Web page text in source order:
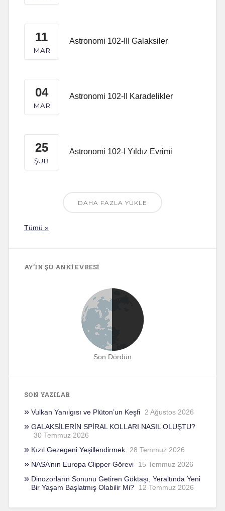
11
MAR
Astronomi 102-III Galaksiler
04
MAR
Astronomi 102-II Karadelikler
25
ŞUB
Astronomi 102-I Yıldız Evrimi
DAHA FAZLA YÜKLE
Tümü »
AY’IN ŞU ANKI EVRESI
Son Dördün
SON YAZILAR
Vulkan Yanılgısı ve Plüton’un Keşfi
2 Ağustos 2026
GALAKSİLERİN SPİRAL KOLLARI NASIL OLUŞTU?
30 Temmuz 2026
Kızıl Gezegeni Yeşillendirmek
28 Temmuz 2026
NASA’nın Europa Clipper Görevi
15 Temmuz 2026
Dinozorların Sonunu Getiren Göktaşı, Yeraltında Yeni
Bir Yaşam Başlatmış Olabilir Mi?
12 Temmuz 2026